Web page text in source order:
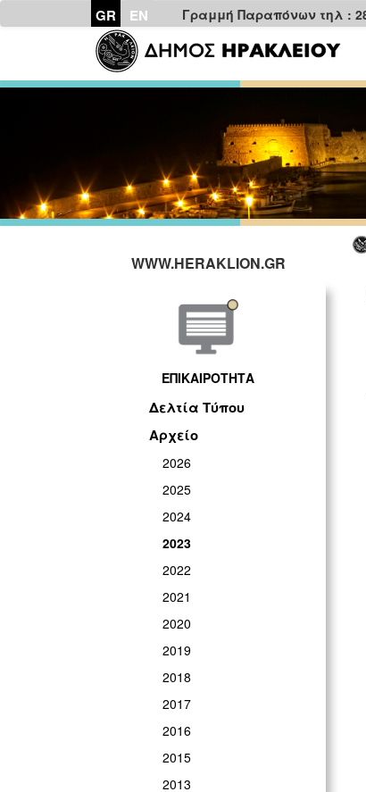
GR EN Γραμμή Παραπόνων τηλ :
WWW.HERAKLION.GR
ΕΠΙΚΑΙΡΟΤΗΤΑ
Δελτία Τύπου
Αρχείο
2026
2025
2024
2023
2022
2021
2020
2019
2018
2017
2016
2015
2013